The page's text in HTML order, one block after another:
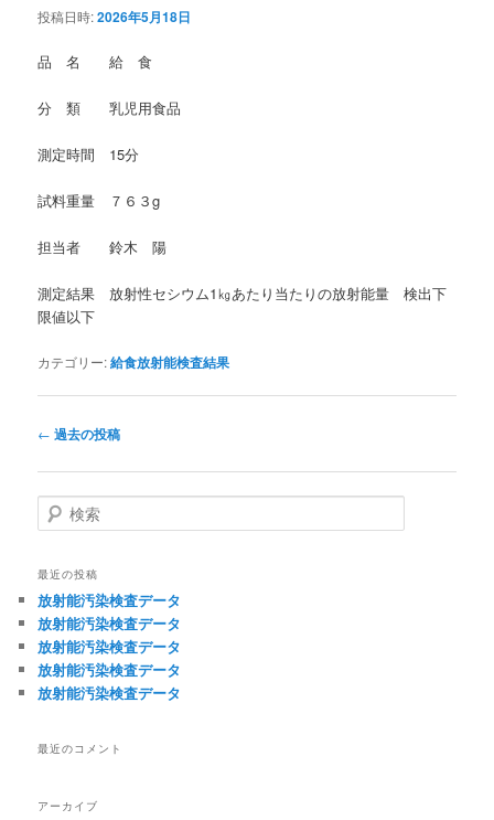
投稿日時:2026年5月18日
品 名 給 食
分 類 乳児用食品
測定時間 15分
試料重量 ７６３g
担当者 鈴木 陽
測定結果 放射性セシウム1㎏あたり当たりの放射能量 検出下
限値以下
カテゴリー:給食放射能検査結果
投
ナ
ビ
ゲ
シ
ョ
ン
← 過去の投稿
検
索
最近の投稿
放射能汚染検査データ
放射能汚染検査データ
放射能汚染検査データ
放射能汚染検査データ
放射能汚染検査データ
最近のコメント
アーカイブ